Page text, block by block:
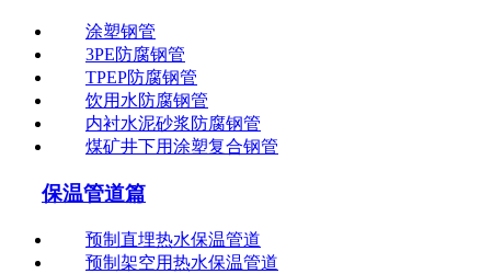
涂塑钢管
3PE防腐钢管
TPEP防腐钢管
饮用水防腐钢管
内衬水泥砂浆防腐钢管
煤矿井下用涂塑复合钢管
保温管道篇
预制直埋热水保温管道
预制架空用热水保温管道